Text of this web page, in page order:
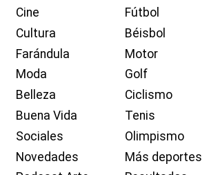
Cine
Cultura
Farándula
Moda
Belleza
Buena Vida
Sociales
Novedades
Fútbol
Béisbol
Motor
Golf
Ciclismo
Tenis
Olimpismo
Más deportes